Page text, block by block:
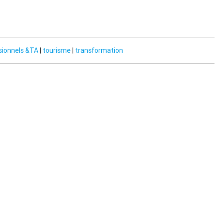
&TA| tourisme| transformation